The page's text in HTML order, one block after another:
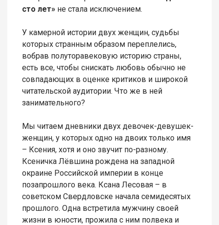
сто лет» не стала исключением.
У камерной истории двух женщин, судьбы
которых странным образом переплелись,
вобрав полуторавековую историю страны,
есть все, чтобы снискать любовь обычно не
совпадающих в оценке критиков и широкой
читательской аудитории. Что же в ней
занимательного?
Мы читаем дневники двух девочек-девушек-
женщин, у которых одно на двоих только имя
– Ксения, хотя и оно звучит по-разному.
Ксеничка Лёвшина рождена на западной
окраине Российской империи в конце
позапрошлого века. Ксана Лесовая – в
советском Свердловске начала семидесятых
прошлого. Одна встретила мужчину своей
жизни в юности, прожила с ним полвека и